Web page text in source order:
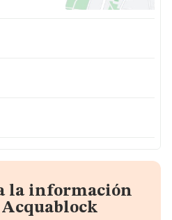
la información